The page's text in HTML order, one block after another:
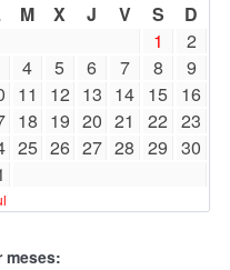
M X J V S
D
1
2
4 5 6 7 8
9
11 12 13 14 15 16
18 19 20 21 22 23
25 26 27 28 29 30
meses: